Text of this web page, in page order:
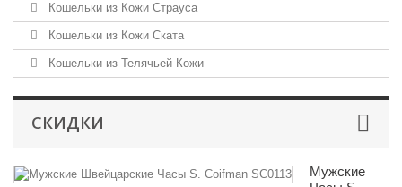
Кошельки из Кожи Страуса
Кошельки из Кожи Ската
Кошельки из Телячьей Кожи
СКИДКИ
Мужские